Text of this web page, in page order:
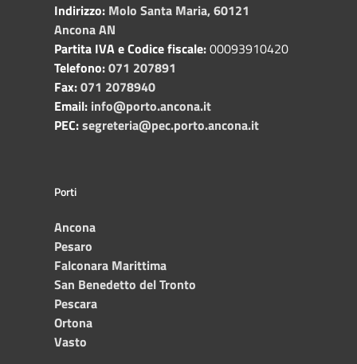
Indirizzo: Molo Santa Maria, 60121
Ancona AN
Partita IVA e Codice fiscale:00093910420
Telefono:071 207891
Fax:071 2078940
Email: info@porto.ancona.it
PEC:segreteria@pec.porto.ancona.it
Porti
Ancona
Pesaro
Falconara Marittima
San Benedetto del Tronto
Pescara
Ortona
Vasto